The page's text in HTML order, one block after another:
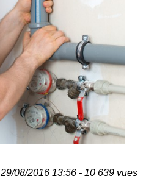
29/08/2016 13:56 - 10 639 vues